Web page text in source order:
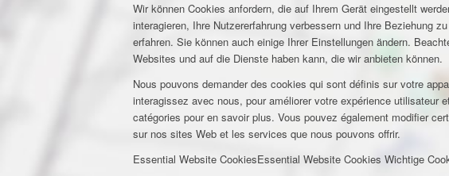
Wir können Cookies anfordern, die auf Ihrem Gerät eingestellt
interagieren, Ihre Nutzererfahrung verbessern und Ihre Beziehung
erfahren. Sie können auch einige Ihrer Einstellungen ändern.
Websites und auf die Dienste haben kann, die wir anbieten können.
Nous pouvons demander des cookies qui sont définis sur votre
interagissez avec nous, pour améliorer votre expérience utilisateur
catégories pour en savoir plus. Vous pouvez également modifier
sur nos sites Web et les services que nous pouvons offrir.
Essential Website CookiesEssential Website Cookies Wichtige